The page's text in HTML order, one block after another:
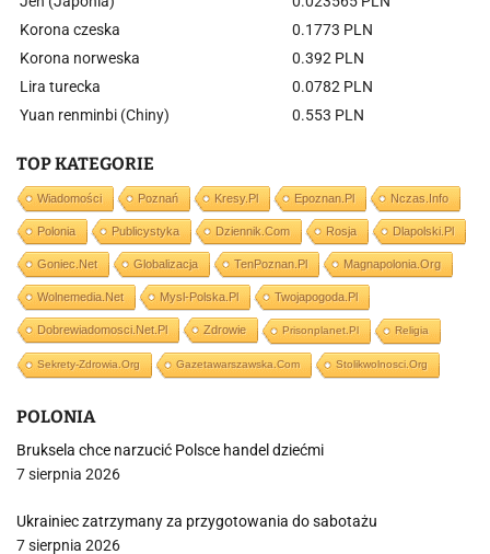
Korona czeska
0.1773 PLN
Korona norweska
0.392 PLN
Lira turecka
0.0782 PLN
Yuan renminbi (Chiny)
0.553 PLN
TOP KATEGORIE
Wiadomości Poznań Kresy.pl Epoznan.pl Nczas.info
Polonia Publicystyka Dziennik.com Rosja Dlapolski.pl
Goniec.net Globalizacja TenPoznan.pl Magnapolonia.org
Wolnemedia.net Mysl-Polska.pl Twojapogoda.pl
Dobrewiadomosci.net.pl Zdrowie Prisonplanet.pl Religia
Sekrety-Zdrowia.org Gazetawarszawska.com Stolikwolnosci.org
POLONIA
Bruksela chce narzucić Polsce handel dziećmi
7 sierpnia 2026
Ukrainiec zatrzymany za przygotowania do sabotażu
7 sierpnia 2026